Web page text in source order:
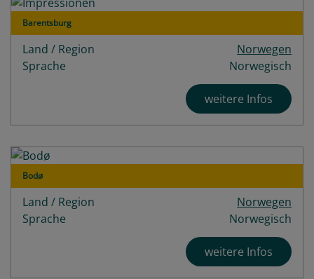
Barentsburg
Land / Region
Norwegen
Sprache
Norwegisch
weitere Infos
Bodø
Land / Region
Norwegen
Sprache
Norwegisch
weitere Infos